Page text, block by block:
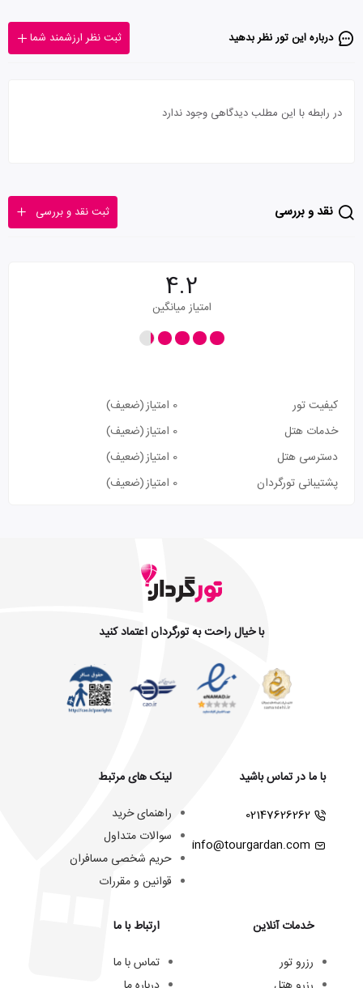
درباره این تور‌ نظر بدهید ثبت نظر ارزشمند شما
در رابطه با این مطلب دیدگاهی وجود ندارد
نقد و بررسی ثبت نقد و بررسی
4.2
امتیاز میانگین
کیفیت تور 0 امتیاز
(ضعیف)
خدمات هتل
0 امتیاز
(ضعیف)
دسترسی هتل
0 امتیاز
(ضعیف)
پشتیبانی تورگردان
0 امتیاز (ضعیف)
با خیال راحت به تورگردان اعتماد کنید
با ما در تماس باشید
02147626262
info@tourgardan.com
خدمات آنلاین
رزرو تور
لینک های مرتبط
راهنمای خرید
سوالات متداول
حریم شخصی مسافران
قوانین و مقررات
ارتباط با ما
تماس با ما